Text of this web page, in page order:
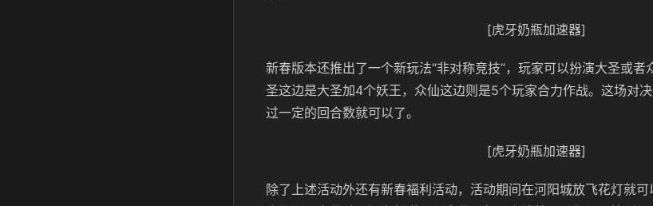
[虎牙奶瓶加速器]
新春版本还推出了一个新玩法“非对称竞技”，玩家可以扮演大圣或者
圣这边是大圣加4个妖王，众仙这边则是5个玩家合力作战。这场对
过一定的回合数就可以了。
[虎牙奶瓶加速器]
除了上述活动外还有新春福利活动，活动期间在河阳城放飞花灯就